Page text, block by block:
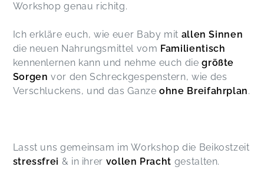
Workshop genau richitg.
Ich erkläre euch, wie euer Baby mit allen Sinnen
die neuen Nahrungsmittel vom Familientisch
kennenlernen kann und nehme euch diegrößte
Sorgen vor den Schreckgespenstern, wie des
Verschluckens, und das Ganzeohne Breifahrplan.
Lasst uns gemeinsam im Workshop die Beikostzeit
stressfrei & in ihrer vollen Pracht gestalten.